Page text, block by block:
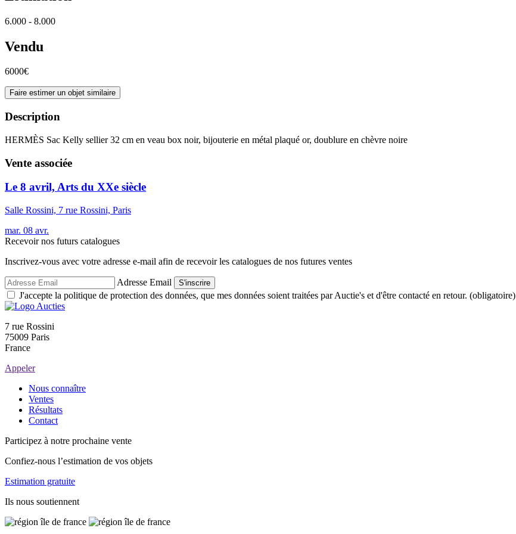
6.000 - 8.000
Vendu
6000€
Faire estimer un objet similaire
Description
HERMÈS Sac Kelly sellier 32 cm en veau box noir, bijouterie en métal plaqué or, doublure en chèvre noire
Vente associée
Le 8 avril, Arts du XXe siècle
Salle Rossini, 7 rue Rossini, Paris
mar. 08 avr.
Recevoir nos futurs catalogues
Inscrivez-vous avec votre adresse e-mail afin de recevoir les catalogues de nos futures ventes
Adresse Email S'inscrire
J'accepte la politique de protection des données, que mes données soient traitées par Auctie's et d'être contacté en retour. (obligatoire)
7 rue Rossini
75009 Paris
France
Appeler
Nous connaître
Ventes
Résultats
Contact
Participez à notre prochaine vente
Confiez-nous l’estimation de vos objets
Estimation gratuite
Ils nous soutiennent